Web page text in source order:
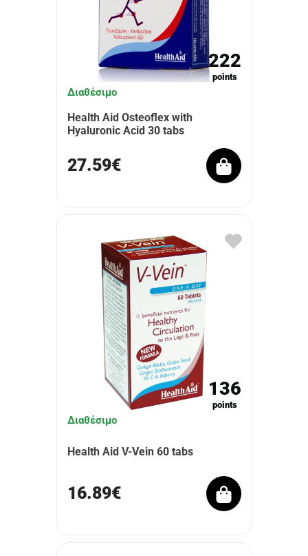
222
points
Διαθέσιμο
Health Aid Osteoflex with
Hyaluronic Acid 30 tabs
27.59€
136
points
Διαθέσιμο
Health Aid V-Vein 60 tabs
16.89€